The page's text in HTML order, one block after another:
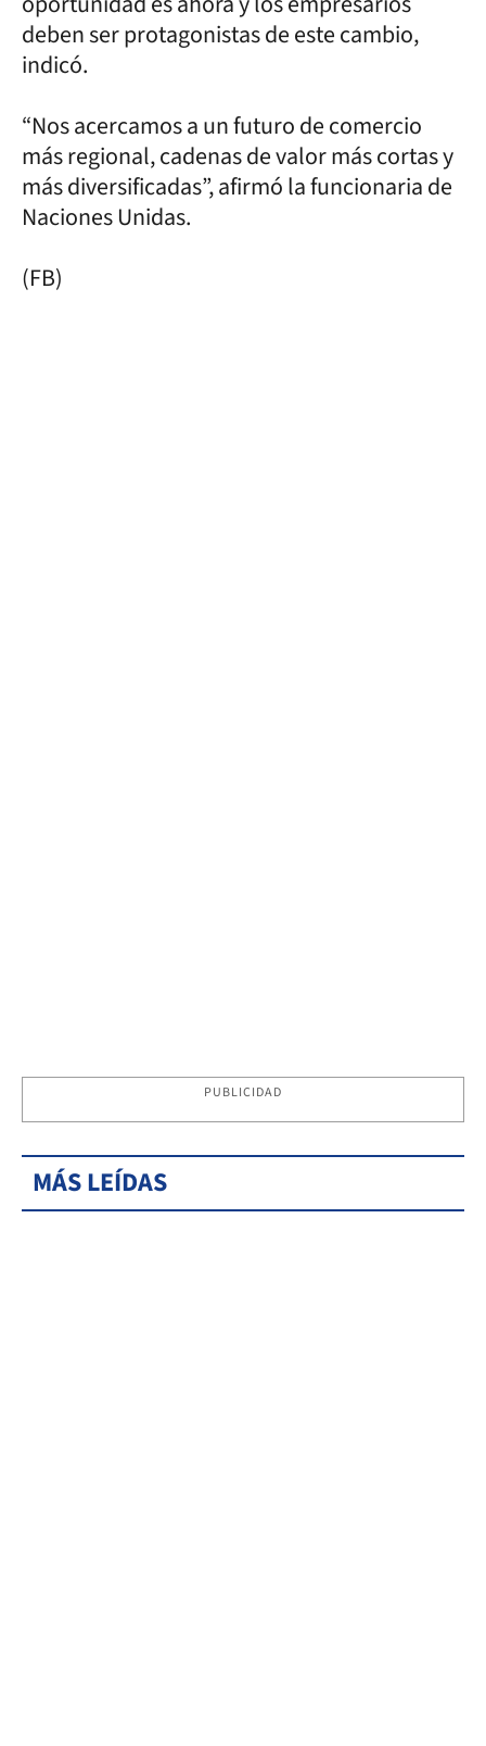
deben ser protagonistas de este cambio,
indicó.
“Nos acercamos a un futuro de comercio
más regional, cadenas de valor más cortas y
más diversificadas”, afirmó la funcionaria de
Naciones Unidas.
(FB)
PUBLICIDAD
MÁS LEÍDAS